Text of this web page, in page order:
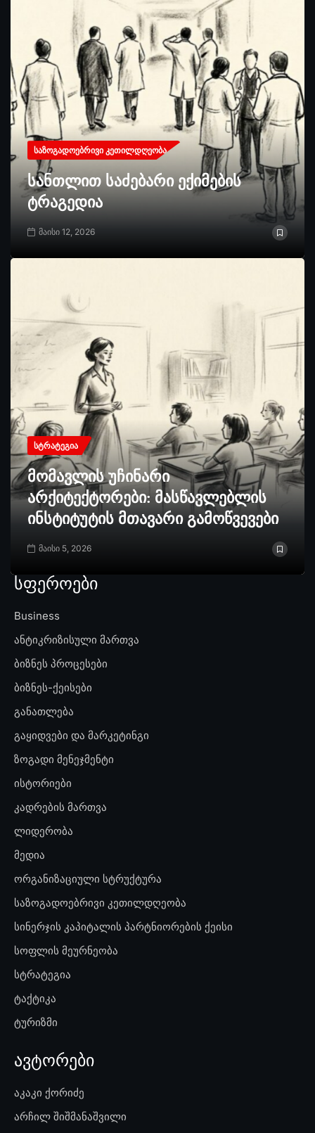
ᲡᲐᲖᲝᲒᲐᲓᲝᲔᲑᲠᲘᲕᲘ ᲙᲔᲗᲘᲚᲓᲦᲔᲝᲑᲐ
სანთლით საძებარი ექიმების
ტრაგედია
მაისი 12, 2026
ᲡᲢᲠᲐᲢᲔᲒᲘᲐ
მომავლის უჩინარი
არქიტექტორები: მასწავლებლის
ინსტიტუტის მთავარი გამოწვევები
მაისი 5, 2026
სფეროები
Business
ანტიკრიზისული მართვა
ბიზნეს პროცესები
ბიზნეს-ქეისები
განათლება
გაყიდვები და მარკეტინგი
ზოგადი მენეჯმენტი
ისტორიები
კადრების მართვა
ლიდერობა
მედია
ორგანიზაციული სტრუქტურა
საზოგადოებრივი კეთილდღეობა
სინერჯის კაპიტალის პარტნიორების ქეისი
სოფლის მეურნეობა
სტრატეგია
ტაქტიკა
ტურიზმი
ავტორები
აკაკი ქორიძე
არჩილ შიშმანაშვილი